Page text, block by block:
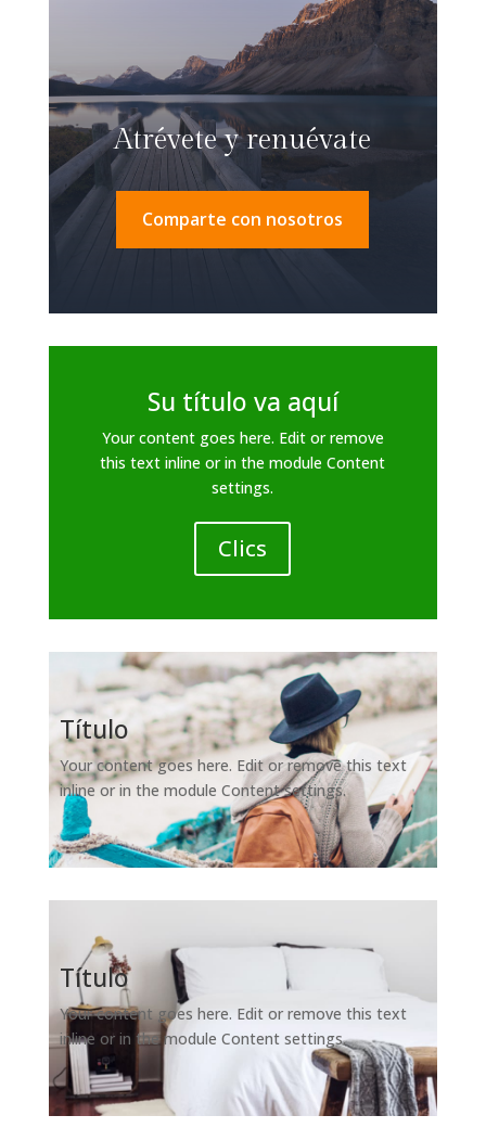
Atrévete y renuévate
Comparte con nosotros
Su título va aquí
Your content goes here. Edit or remove
this text inline or in the module Content
settings.
Clics
Título
Your content goes here. Edit or remove this text
inline or in the module Content settings.
Título
Your content goes here. Edit or remove this text
inline or in the module Content settings.